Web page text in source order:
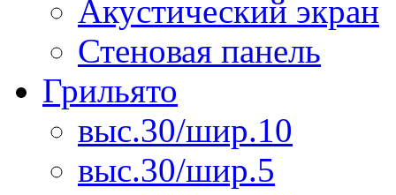
Акустический экран
Стеновая панель
Грильято
выс.30/шир.10
выс.30/шир.5